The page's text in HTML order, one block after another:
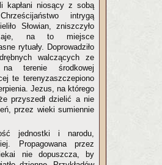
kapłani niosący z sobą
intrygą
Słowian, zniszczyło
na to miejsce
rytuały. Doprowadziło
walczących ze
terenie środkowej
te terenyzaszczepiono
Jezus, na którego
przyszedł dzielić a nie
przez wieki sumiennie
jednostki i narodu,
Propagowana przez
nie dopuszcza, by